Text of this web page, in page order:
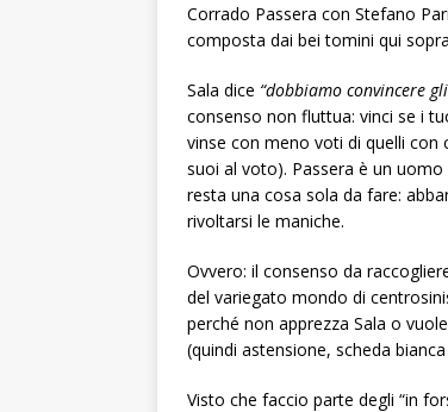
Corrado Passera con Stefano
composta dai bei tomini qui
Sala dice “dobbiamo convincere
consenso non fluttua: vinci se i
vinse con meno voti di quelli con
suoi al voto). Passera è un
resta una cosa sola da fare:
rivoltarsi le maniche.
Ovvero: il consenso da
del variegato mondo di
perché non apprezza Sala o
(quindi astensione, scheda
Visto che faccio parte degli “in